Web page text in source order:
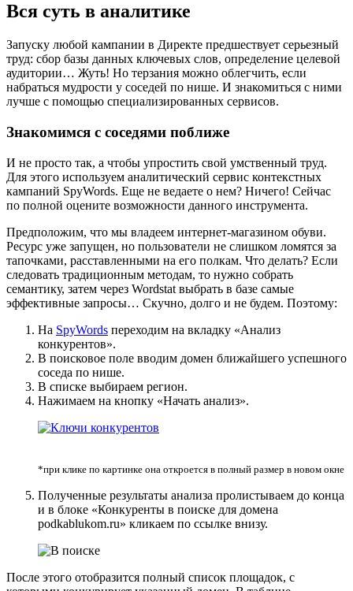
Вся суть в аналитике
Запуску любой кампании в Директе предшествует серьезный
труд: сбор базы данных ключевых слов, определение целевой
аудитории… Жуть! Но терзания можно облегчить, если
набраться мудрости у соседей по нише. И знакомиться с ними
лучше с помощью специализированных сервисов.
Знакомимся с соседями поближе
И не просто так, а чтобы упростить свой умственный труд.
Для этого используем аналитический сервис контекстных
кампаний SpyWords. Еще не ведаете о нем? Ничего! Сейчас
по полной оцените возможности данного инструмента.
Предположим, что мы владеем интернет-магазином обуви.
Ресурс уже запущен, но пользователи не слишком ломятся за
тапочками, расставленными на его полкам. Что делать? Если
следовать традиционным методам, то нужно собрать
семантику, затем через Wordstat выбрать в базе самые
эффективные запросы… Скучно, долго и не будем. Поэтому:
На SpyWords переходим на вкладку «Анализ
конкурентов».
В поисковое поле вводим домен ближайшего успешного
соседа по нише.
В списке выбираем регион.
Нажимаем на кнопку «Начать анализ».
*при клике по картинке она откроется в полный размер в новом окне
Полученные результаты анализа пролистываем до конца
и в блоке «Конкуренты в поиске для домена
podkablukom.ru» кликаем по ссылке внизу.
После этого отобразится полный список площадок, с